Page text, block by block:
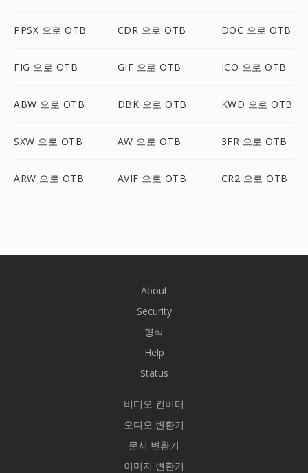
PPSX 으로 OTB CDR 으로 OTB DOC 으로 OTB
FIG 으로 OTB GIF 으로 OTB ICO 으로 OTB
ABW 으로 OTB DBK 으로 OTB KWD 으로 OTB
SXW 으로 OTB AW 으로 OTB 3FR 으로 OTB
ARW 으로 OTB AVIF 으로 OTB CR2 으로 OTB
About
Security
형식
Help
Status
비디오 컨버터
오디오 변환기
문서 변환기
이미지 변환기